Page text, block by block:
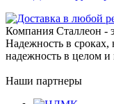
Компания Сталлеон -
Надежность в сроках,
надежность в целом и
Наши партнеры